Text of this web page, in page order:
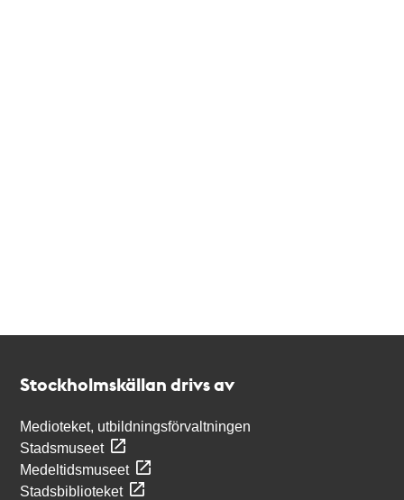
Stockholmskällan drivs av
Medioteket, utbildningsförvaltningen
Stadsmuseet
Medeltidsmuseet
Stadsbiblioteket